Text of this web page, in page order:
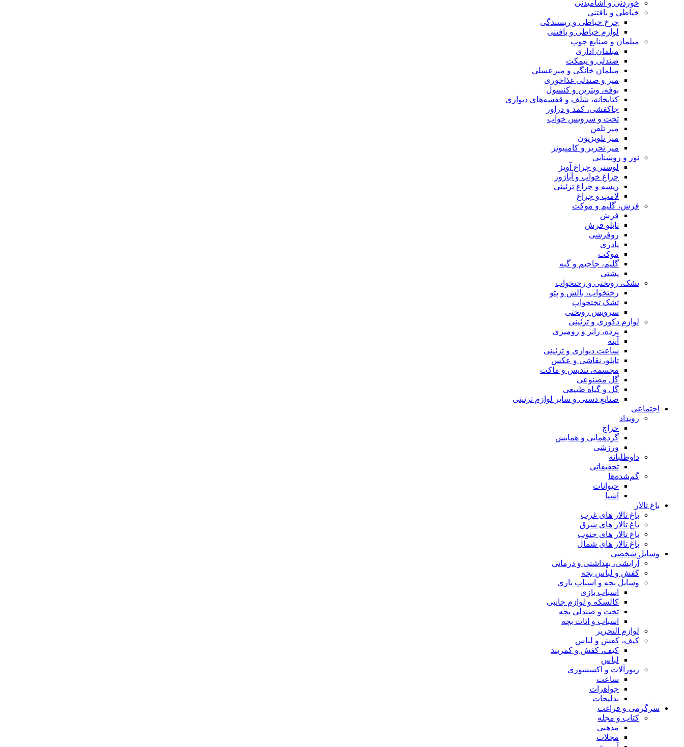
خوردنی و آشامیدنی
خیاطی و بافتنی
چرخ خیاطی و ریسندگی
لوازم خیاطی و بافتنی
مبلمان و صنایع چوب
مبلمان اداری
صندلی و نیمکت
مبلمان خانگی و میزعسلی
میز و صندلی غذاخوری
بوفه، ویترین و کنسول
کتابخانه، شلف و قفسه‌های دیواری
جاکفشی، کمد و دراور
تخت و سرویس خواب
میز تلفن
میز تلویزیون
میز تحریر و کامپیوتر
نور و روشنایی
لوستر و چراغ آویز
چراغ خواب و آباژور
ریسه و چراغ تزئینی
لامپ و چراغ
فرش، گلیم و موکت
فرش
تابلو فرش
روفرشی
پادری
موکت
گلیم، جاجیم و گبه
پشتی
تشک، روتختی و رختخواب
رختخواب، بالش و پتو
تشک تختخواب
سرویس روتختی
لوازم دکوری و تزئینی
پرده، رانر و رومیزی
آینه
ساعت دیواری و تزئینی
تابلو، نقاشی و عکس
مجسمه، تندیس و ماکت
گل مصنوعی
گل و گیاه طبیعی
صنایع دستی و سایر لوازم تزئینی
اجتماعی
رویداد
حراج
گردهمایی و همایش
ورزشی
داوطلبانه
تحقیقاتی
گم‌شده‌ها
حیوانات
اشیا
باغ تالار
باغ تالار های غرب
باغ تالار های شرق
باغ تالار های جنوب
باغ تالار های شمال
وسایل شخصی
آرایشی، بهداشتی و درمانی
کفش و لباس بچه
وسایل بچه و اسباب بازی
اسباب بازی
کالسکه و لوازم جانبی
تخت و صندلی بچه
اسباب و اثاث بچه
لوازم التحریر
کیف، کفش و لباس
کیف، کفش و کمربند
لباس
زیورآلات و اکسسوری
ساعت
جواهرات
بدلیجات
سرگرمی و فراغت
کتاب و مجله
مذهبی
مجلات